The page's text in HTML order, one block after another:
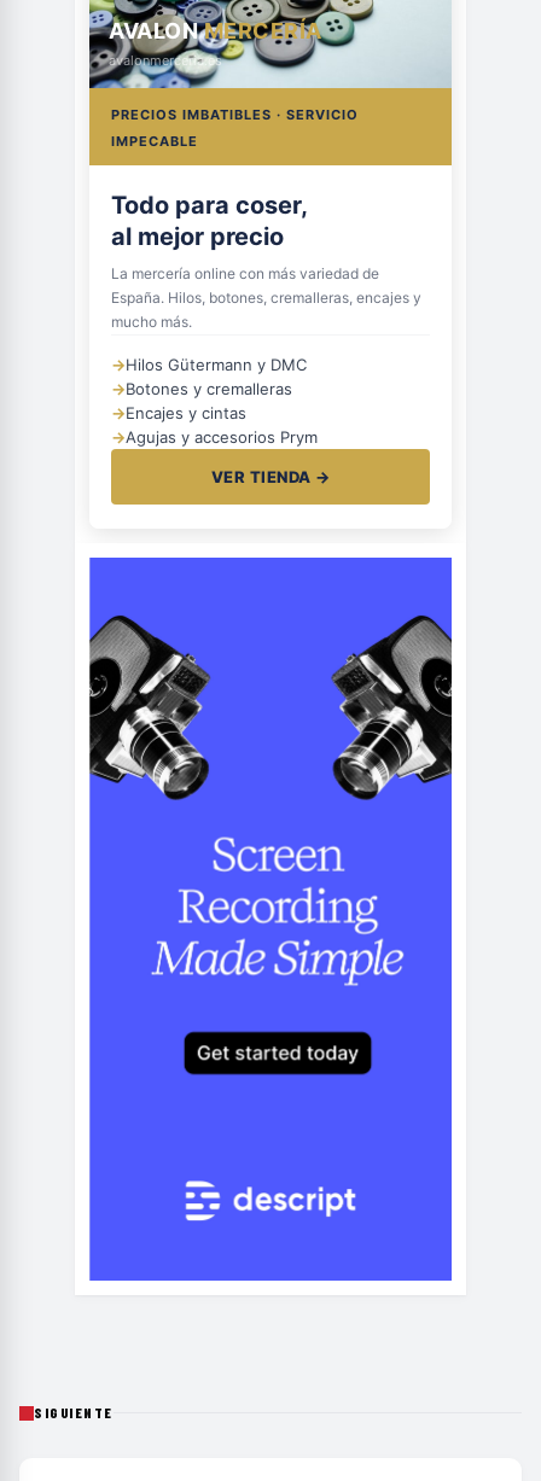
AVALONMERCERÍA
avalonmerceria.es
PRECIOS IMBATIBLES · SERVICIO
IMPECABLE
Todo para coser,
al mejor precio
La mercería online con más variedad de
España. Hilos, botones, cremalleras, encajes y
mucho más.
→Hilos Gütermann y DMC
→Botones y cremalleras
→Encajes y cintas
→Agujas y accesorios Prym
VER TIENDA →
SIGUIENTE